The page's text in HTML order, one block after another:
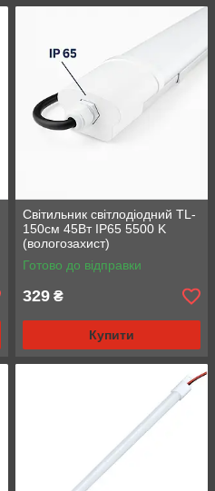
Світильник світлодіодний TL-
150см 45Вт IP65 5500 K
(вологозахист)
Готово до відправки
329 ₴
Купити